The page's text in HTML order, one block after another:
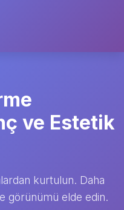
ve Estetik
kurtulun. Daha
görünümü elde edin.